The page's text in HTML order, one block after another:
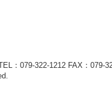
：079-322-1212 FAX：079-